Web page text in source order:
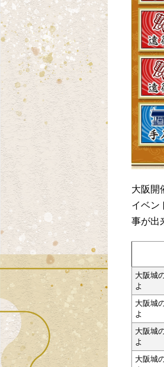
大阪開
イベン
事が出
大阪城
よ
大阪城
よ
大阪城
よ
大阪城